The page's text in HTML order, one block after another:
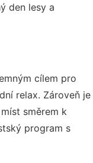
den lesy a
cílem pro
relax. Zároveň je
směrem k
program s